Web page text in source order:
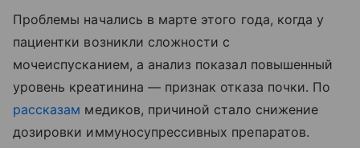
Проблемы начались в марте этого года, когда у
пациентки возникли сложности с
мочеиспусканием, а анализ показал повышенный
уровень креатинина — признак отказа почки. По
рассказам медиков, причиной стало снижение
дозировки иммуносупрессивных препаратов.